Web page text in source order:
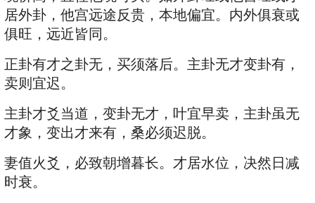
居外卦，他宫远途反贵，本地偏宜。内外俱衰或
俱旺，远近皆同。
正卦有才之卦无，买须落后。主卦无才变卦有，
卖则宜迟。
主卦才爻当道，变卦无才，叶宜早卖，主卦虽无
才象，变出才来有，桑必须迟脱。
妻值火爻，必致朝增暮长。才居水位，决然日减
时衰。